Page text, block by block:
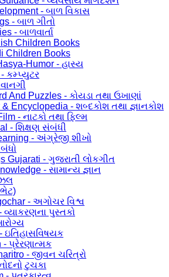
- બાળ વિકાસ
- બાળ ગીતો
- બાળવાર્તા
Children Books
Children Books
Humor - હાસ્ય
કમ્પ્યુટર
And Puzzles - કોયડા તથા ઉખાણાં
& Encyclopedia - શબ્દકોશ તથા જ્ઞાનકોશ
- નાટકો તથા ફિલ્મ
- શિક્ષણ સંબંધી
- અંગ્રેજી શીખો
Gujarati - ગુજરાતી લોકગીત
- સામાન્ય જ્ઞાન
ભેટ)
- અગોચર વિશ્વ
વ્યાકરણના પુસ્તકો
ઇતિહાસવિષયક
- પ્રેરણાત્મક
- જીવન ચરિત્રો
ટુચકા